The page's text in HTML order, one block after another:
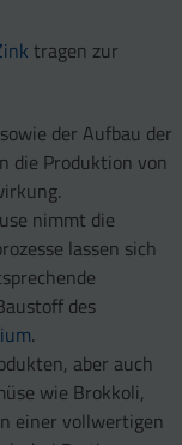
tragen zur
der Aufbau der
die Produktion von
nimmt die
lassen sich
des
.
aber auch
wie Brokkoli,
einer vollwertigen